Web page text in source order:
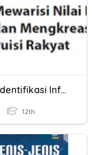
Mengidentifikasi Informasi Dalam Puisi Rakyat
12th